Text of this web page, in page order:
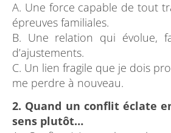
A. Une force capable de tout
épreuves familiales.
B. Une relation qui évolue,
d’ajustements.
C. Un lien fragile que je dois
me perdre à nouveau.
2. Quand un conflit éclate
sens plutôt…